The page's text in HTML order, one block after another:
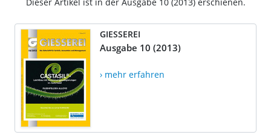
GIESSEREI
Ausgabe 10 (2013)
› mehr erfahren